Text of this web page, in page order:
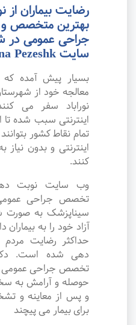
رضایت بیماران از
بهترین متخصص
جراحی عمومی در
سایت Sina Pezeshk
بسیار پیش آمده که
معالجه خود از
نوراباد سفر می
اینترنتی سبب شده تا
تمام نقاط کشور
اینترنتی و بدون
کنند.
وب سایت نوبت
تخصص جراحی عمومی
سیناپزشک به صورت
آزاد خود را به
حداکثر رضایت مردم
دهی شده است.
تخصص جراحی عمومی
حوصله و آرامش به
و پس از معاینه و
برای بیمار می پیچند